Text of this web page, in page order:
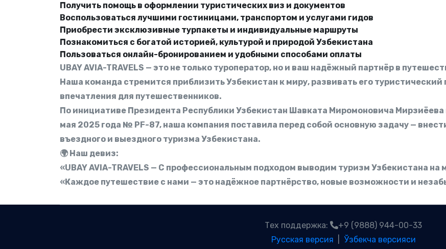
Получить помощь в оформлении туристических виз и документов
Воспользоваться лучшими гостиницами, транспортом и услугами гидов
Приобрести эксклюзивные турпакеты и индивидуальные маршруты
Познакомиться с богатой историей, культурой и природой Узбекистана
Пользоваться онлайн-бронированием и удобными способами оплаты
UBAY AVIA-TRAVELS — это не только туроператор, но и ваш надёжный партнёр в
Наша команда стремится приблизить Узбекистан к миру, развивать его
впечатления для путешественников.
По инициативе Президента Республики Узбекистан Шавката Миромоновича Мирзиёева
мая 2025 года № PF-87, наша компания поставила перед собой основную задачу —
въездного и выездного туризма Узбекистана.
🌍 Наш девиз:
«UBAY AVIA-TRAVELS — С профессиональным подходом выводим туризм Узбекистана на
«Каждое путешествие с нами — это надёжное партнёрство, новые возможности и
Тех поддержка:
+9 (9888) 944-00-33
Русская версия
Ўзбекча версияси